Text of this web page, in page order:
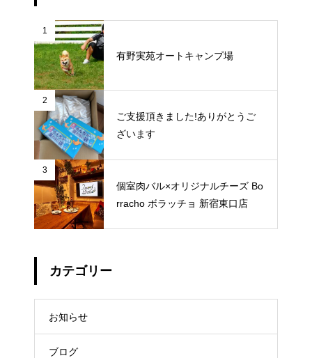
1
有野実苑オートキャンプ場
2
ご支援頂きました!ありがとうご
ざいます
3
個室肉バル×オリジナルチーズ Bo
rracho ボラッチョ 新宿東口店
カテゴリー
お知らせ
ブログ